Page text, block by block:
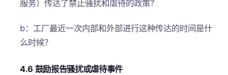
服务）传达了禁止骚扰和虐待的政策？
b：工厂最近一次内部和外部进行这种传达的时间是什
么时候？
4.6 鼓励报告骚扰或虐待事件